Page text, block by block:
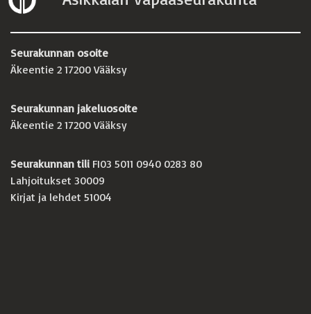
Seurakunnan osoite
Äkeentie 2 17200 Vääksy
Seurakunnan jakeluosoite
Äkeentie 2 17200 Vääksy
Seurakunnan tili FI03 5011 0940 0283 80
Lahjoitukset 30009
Kirjat ja lehdet 51004